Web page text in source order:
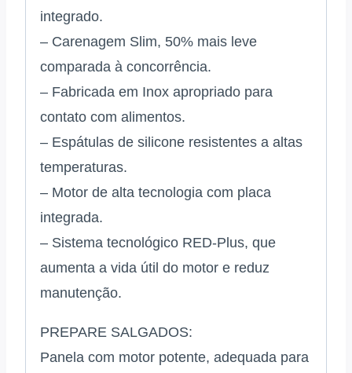
integrado.
– Carenagem Slim, 50% mais leve
comparada à concorrência.
– Fabricada em Inox apropriado para
contato com alimentos.
– Espátulas de silicone resistentes a altas
temperaturas.
– Motor de alta tecnologia com placa
integrada.
– Sistema tecnológico RED-Plus, que
aumenta a vida útil do motor e reduz
manutenção.
PREPARE SALGADOS:
Panela com motor potente, adequada para